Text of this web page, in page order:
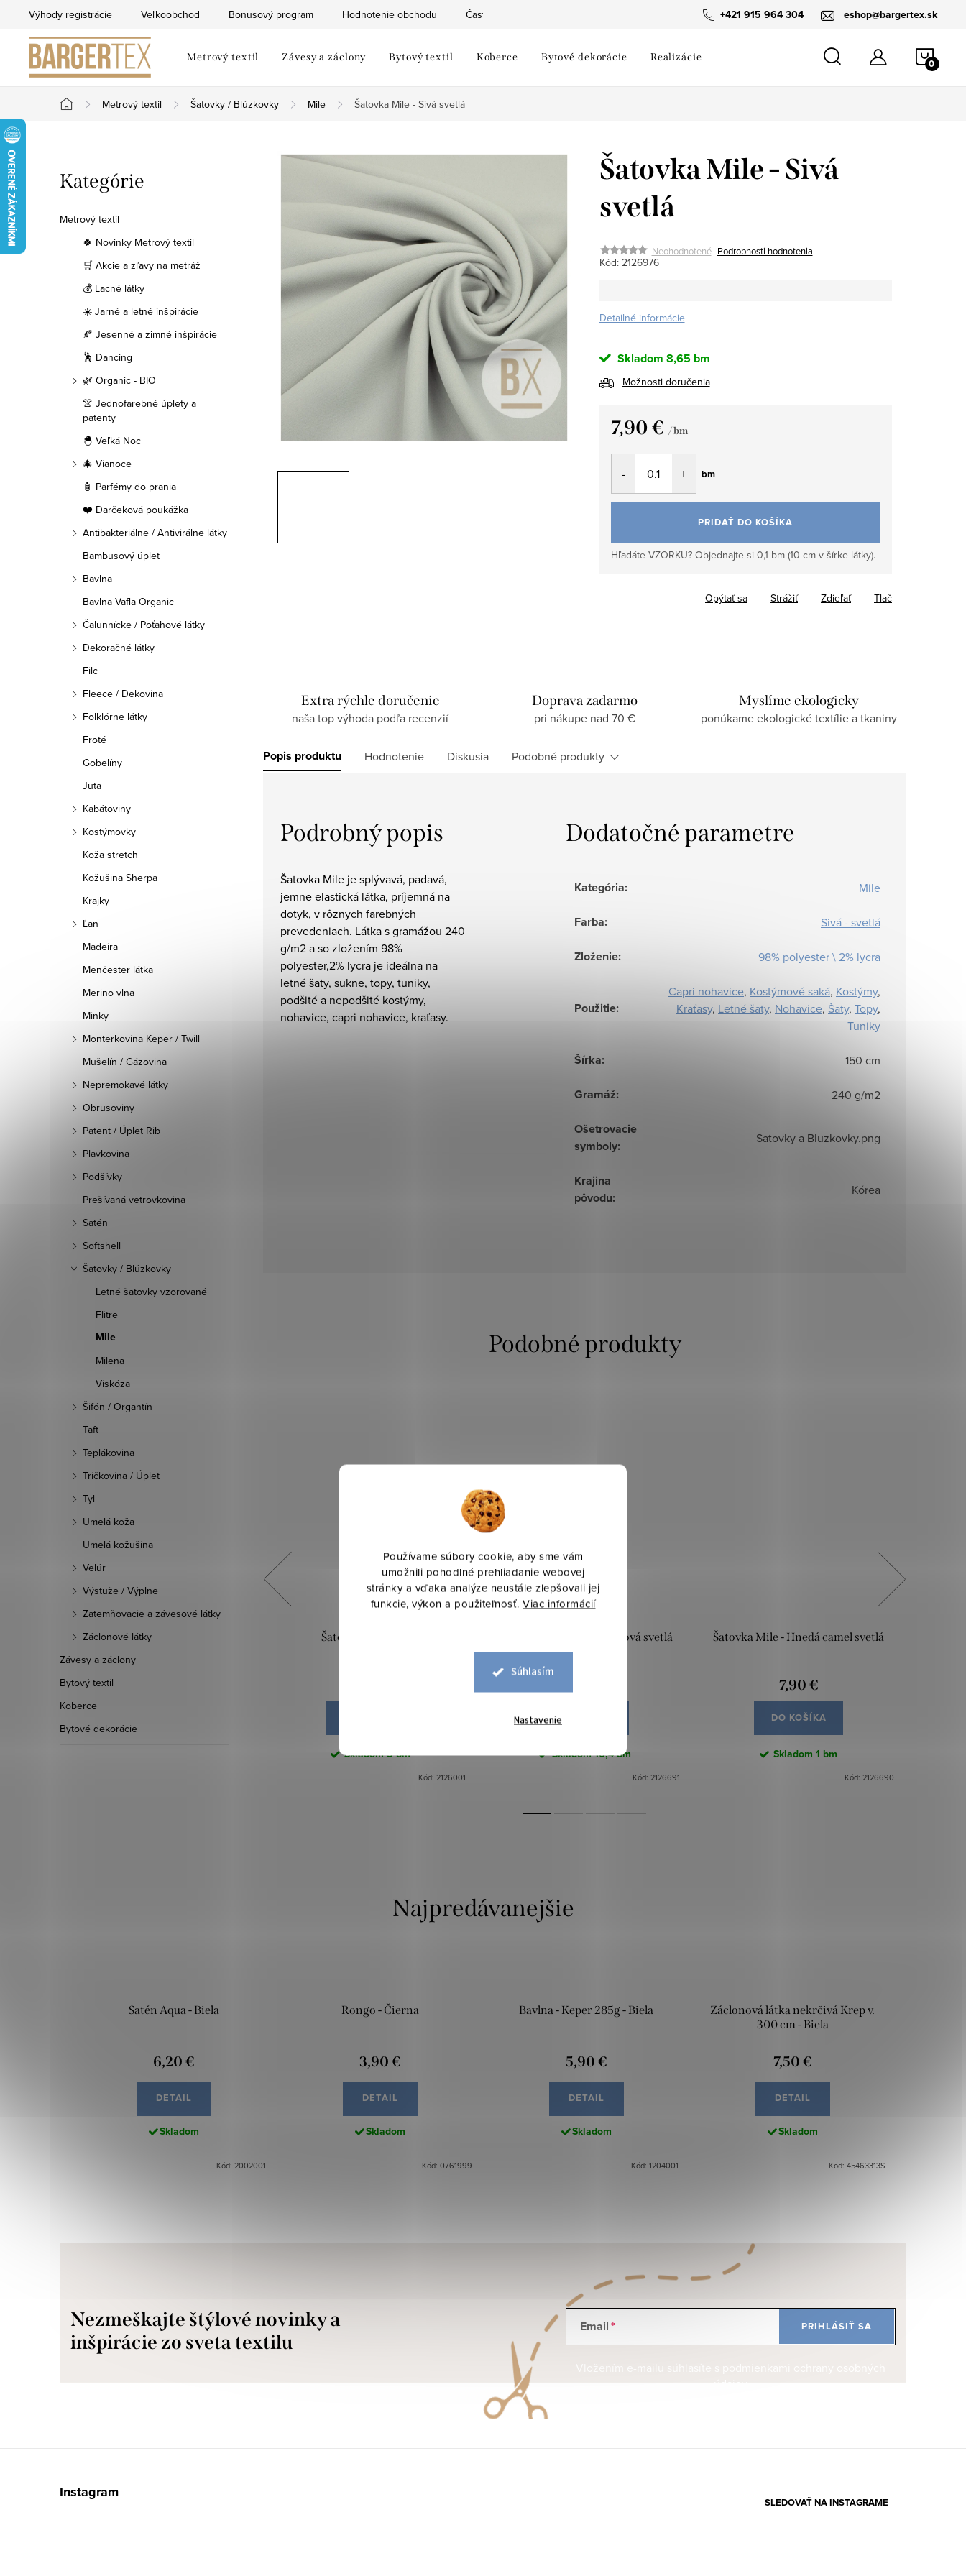
Používame súbory cookie, aby sme vám
umožnili pohodlné prehliadanie webovej
stránky a vďaka analýze neustále zlepšovali jej
funkcie, výkon a použiteľnosť. Viac informácií
Súhlasím
Nastavenie
obsah
+421 915 964 304 eshop@bargertex.sk
Výhody registrácie Veľkoobchod Bonusový program Hodnotenie obchodu Často kladené otázky
Metrový textil Závesy a záclony Bytový textil Koberce Bytové dekorácie Realizácie
Domov
Metrový textil Šatovky / Blúzkovky Mile Šatovka Mile - Sivá svetlá
o
č
Preskočiť
kategórie
Kategórie
Metrový textil
🍀 Novinky Metrový textil
🛒 Akcie a zľavy na metráž
💰 Lacné látky
☀️ Jarné a letné inšpirácie
🍂 Jesenné a zimné inšpirácie
🕺 Dancing
🌿 Organic - BIO
👚 Jednofarebné úplety a
patenty
🐣 Veľká Noc
🎄 Vianoce
🧴 Parfémy do prania
❤️ Darčeková poukážka
Antibakteriálne / Antivirálne látky
Bambusový úplet
Bavlna
Bavlna Vafla Organic
Čalunnícke / Poťahové látky
Dekoračné látky
Filc
Fleece / Dekovina
Folklórne látky
Froté
Gobelíny
Juta
Kabátoviny
Kostýmovky
Koža stretch
Kožušina Sherpa
Krajky
Ľan
Madeira
Menčester látka
Merino vlna
Minky
Monterkovina Keper / Twill
Mušelín / Gázovina
Nepremokavé látky
Obrusoviny
Patent / Úplet Rib
Plavkovina
Podšívky
Prešívaná vetrovkovina
Satén
Softshell
Šatovky / Blúzkovky
Letné šatovky vzorované
Flitre
Mile
Milena
Viskóza
Šifón / Organtín
Taft
Teplákovina
Tričkovina / Úplet
Tyl
Umelá koža
Umelá kožušina
Velúr
Výstuže / Výplne
Zatemňovacie a závesové látky
Záclonové látky
Závesy a záclony
Bytový textil
Koberce
Bytové dekorácie
Šatovka Mile - Sivá
svetlá
Neohodnotené Podrobnosti hodnotenia
Kód: 2126976
Detailné informácie
Skladom 8,65 bm
Možnosti doručenia
7,90 € / bm
Jednotková
bm
PRIDAŤ DO KOŠÍKA
Hľadáte VZORKU? Objednajte si 0,1 bm (10 cm v šírke látky).
Tlač
Opýtať sa Strážiť Zdieľať
Extra rýchle doručenie
naša top výhoda podľa recenzií
Doprava zadarmo
pri nákupe nad 70 €
Myslíme ekologicky
ponúkame ekologické textílie a tkaniny
Popis produktu Hodnotenie Diskusia Podobné produkty
Podrobný popis
Šatovka Mile je splývavá, padavá,
jemne elastická látka, príjemná na
dotyk, v rôznych farebných
prevedeniach. Látka s gramážou 240
g/m2 a so zložením 98%
polyester,2% lycra je ideálna na
letné šaty, sukne, topy, tuniky,
podšité a nepodšité kostýmy,
nohavice, capri nohavice, kraťasy.
Dodatočné parametre
Kategória: Mile
Farba: Sivá - svetlá
Zloženie: 98% polyester \ 2% lycra
Použitie:
Capri nohavice, Kostýmové saká, Kostýmy,
Kraťasy, Letné šaty, Nohavice, Šaty, Topy,
Tuniky
Šírka: 150 cm
Gramáž: 240 g/m2
Ošetrovacie
symboly: Satovky a Bluzkovky.png
Krajina
pôvodu: Kórea
Šatovka Mile - Červená svetlá Šatovka Mile - Biela
Skladom5 bm
Kód: 2126001
Šatovka Mile - Hnedá béžová svetlá
DO KOŠÍKA
Skladom16,4 bm
Kód: 2126691
Šatovka Mile - Hnedá camel svetlá
7,90 €
DO KOŠÍKA
Skladom 1 bm
Kód: 2126690
Najpredávanejšie
Satén Aqua - Biela
6,20 €
DETAIL
Skladom
Kód: 2002001
Rongo - Čierna
3,90 €
DETAIL
Skladom
Kód: 0761999
Bavlna - Keper 285g - Biela
5,90 €
DETAIL
Skladom
Kód: 1204001
Záclonová látka nekrčivá Krep v.
300 cm - Biela
7,50 €
DETAIL
Skladom
Kód: 45463313S
Nezmeškajte štýlové novinky a
inšpirácie zo sveta textilu
Email PRIHLÁSIŤ SA
Instagram
SLEDOVAŤ NA INSTAGRAME